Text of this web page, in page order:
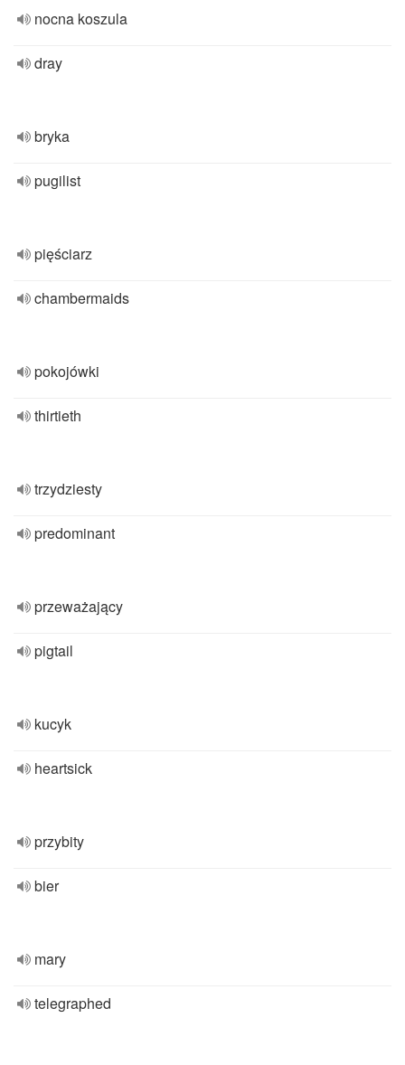
nocna koszula
dray
bryka
pugilist
pięściarz
chambermaids
pokojówki
thirtieth
trzydziesty
predominant
przeważający
pigtail
kucyk
heartsick
przybity
bier
mary
telegraphed